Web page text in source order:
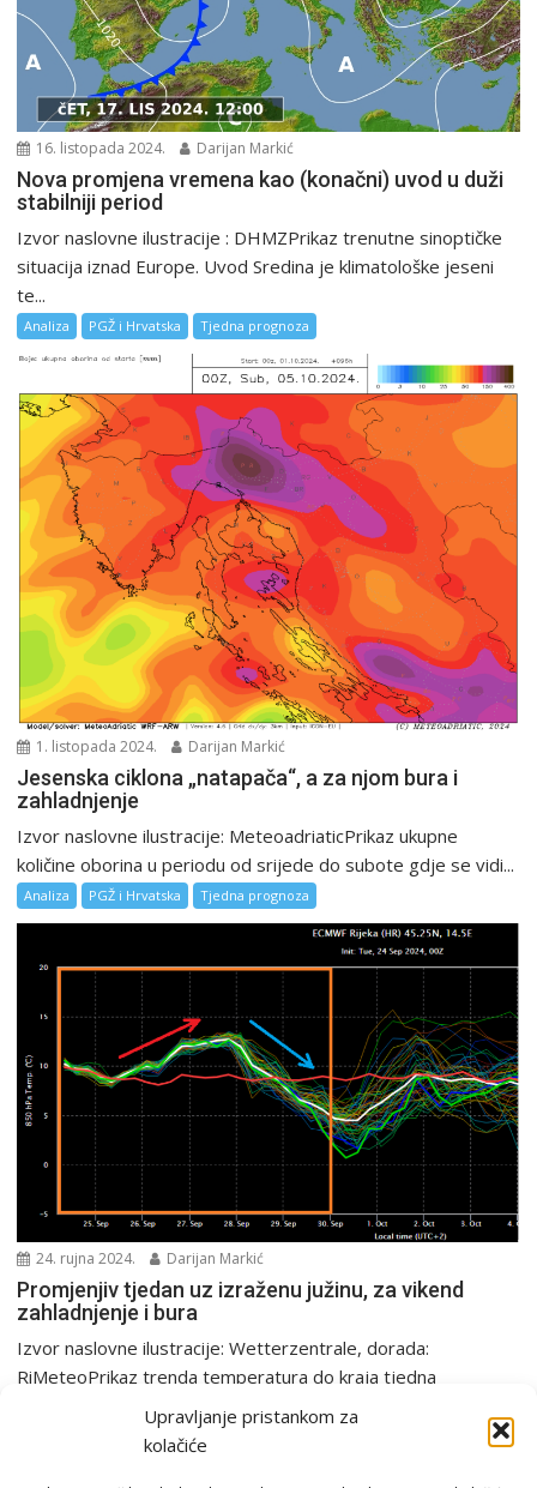
Upravljanje pristankom za
kolačiće
16. listopada 2024. Darijan Markić
Nova promjena vremena kao (konačni) uvod u duži
stabilniji period
Izvor naslovne ilustracije : DHMZPrikaz trenutne sinoptičke
situacija iznad Europe. Uvod Sredina je klimatološke jeseni
te...
Analiza PGŽ i Hrvatska Tjedna prognoza
1. listopada 2024. Darijan Markić
Jesenska ciklona „natapača“, a za njom bura i
zahladnjenje
Izvor naslovne ilustracije: MeteoadriaticPrikaz ukupne
količine oborina u periodu od srijede do subote gdje se vidi...
Analiza PGŽ i Hrvatska Tjedna prognoza
24. rujna 2024. Darijan Markić
Promjenjiv tjedan uz izraženu južinu, za vikend
zahladnjenje i bura
Izvor naslovne ilustracije: Wetterzentrale, dorada:
RiMeteoPrikaz trenda temperatura do kraja tjedna
(narančasti okvir). Vidljivo je zatopljenje...
PGŽ i Hrvatska